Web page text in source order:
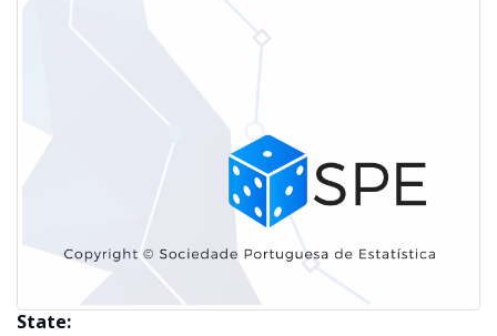
State: